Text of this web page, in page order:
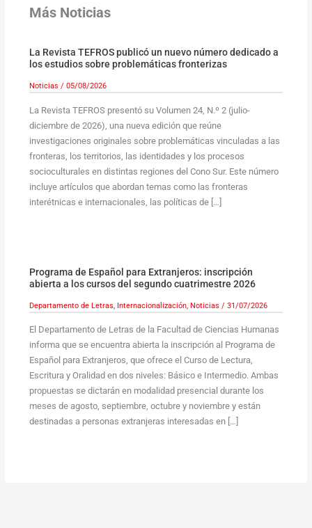
Más Noticias
La Revista TEFROS publicó un nuevo número dedicado a
los estudios sobre problemáticas fronterizas
Noticias / 05/08/2026
La Revista TEFROS presentó su Volumen 24, N.º 2 (julio-
diciembre de 2026), una nueva edición que reúne
investigaciones originales sobre problemáticas vinculadas a las
fronteras, los territorios, las identidades y los procesos
socioculturales en distintas regiones del Cono Sur. Este número
incluye artículos que abordan temas como las fronteras
interétnicas e internacionales, las políticas de […]
Programa de Español para Extranjeros: inscripción
abierta a los cursos del segundo cuatrimestre 2026
Departamento de Letras Internacionalización, Noticias / 31/07/2026
El Departamento de Letras de la Facultad de Ciencias Humanas
informa que se encuentra abierta la inscripción al Programa de
Español para Extranjeros, que ofrece el Curso de Lectura,
Escritura y Oralidad en dos niveles: Básico e Intermedio. Ambas
propuestas se dictarán en modalidad presencial durante los
meses de agosto, septiembre, octubre y noviembre y están
destinadas a personas extranjeras interesadas en […]